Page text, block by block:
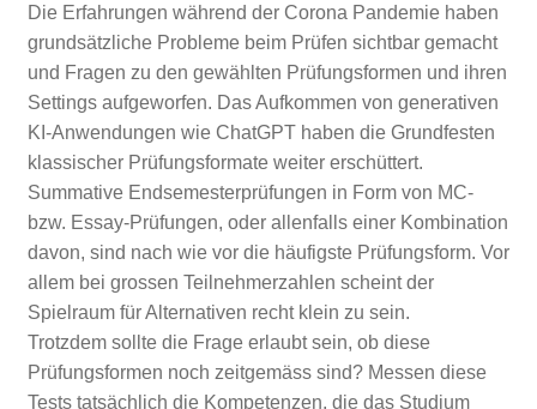
Die Erfahrungen während der Corona Pandemie haben
grundsätzliche Probleme beim Prüfen sichtbar gemacht
und Fragen zu den gewählten Prüfungsformen und ihren
Settings aufgeworfen. Das Aufkommen von generativen
KI-Anwendungen wie ChatGPT haben die Grundfesten
klassischer Prüfungsformate weiter erschüttert.
Summative Endsemesterprüfungen in Form von MC-
bzw. Essay-Prüfungen, oder allenfalls einer Kombination
davon, sind nach wie vor die häufigste Prüfungsform. Vor
allem bei grossen Teilnehmerzahlen scheint der
Spielraum für Alternativen recht klein zu sein.
Trotzdem sollte die Frage erlaubt sein, ob diese
Prüfungsformen noch zeitgemäss sind? Messen diese
Tests tatsächlich die Kompetenzen, die das Studium